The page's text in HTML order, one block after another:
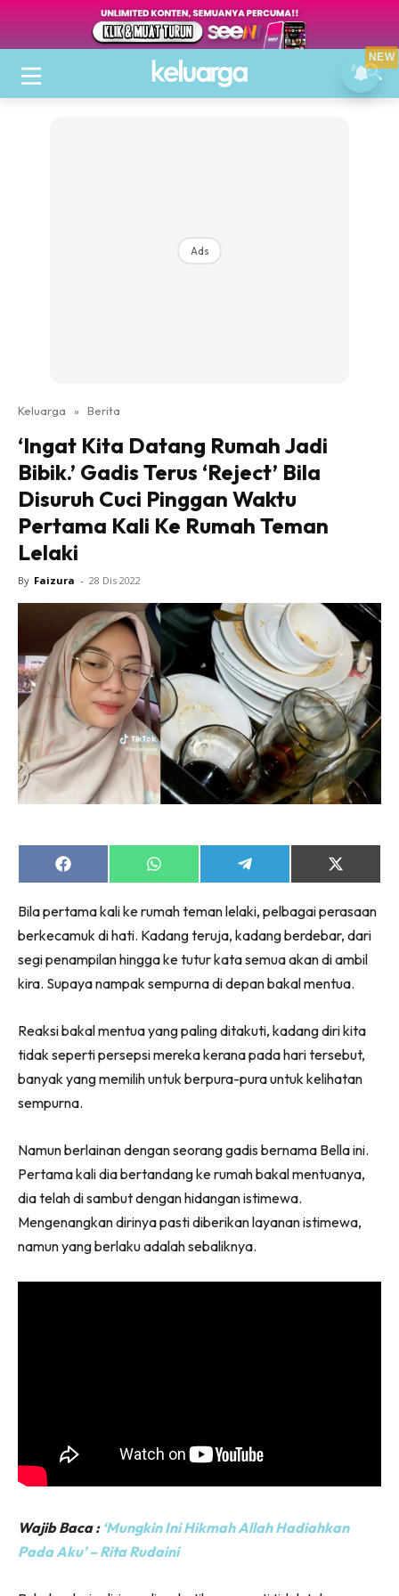
Ads
Keluarga » Berita
‘Ingat Kita Datang Rumah Jadi
Bibik.’ Gadis Terus ‘Reject’ Bila
Disuruh Cuci Pinggan Waktu
Pertama Kali Ke Rumah Teman
Lelaki
By Faizura - 28 Dis 2022
Share
on
Share
on
Share
on
Share
on
(Twitter)
Bila pertama kali ke rumah teman lelaki, pelbagai perasaan
berkecamuk di hati. Kadang teruja, kadang berdebar, dari
segi penampilan hingga ke tutur kata semua akan di ambil
kira. Supaya nampak sempurna di depan bakal mentua.
Reaksi bakal mentua yang paling ditakuti, kadang diri kita
tidak seperti persepsi mereka kerana pada hari tersebut,
banyak yang memilih untuk berpura-pura untuk kelihatan
sempurna.
Namun berlainan dengan seorang gadis bernama Bella ini.
Pertama kali dia bertandang ke rumah bakal mentuanya,
dia telah di sambut dengan hidangan istimewa.
Mengenangkan dirinya pasti diberikan layanan istimewa,
namun yang berlaku adalah sebaliknya.
Wajib Baca : ‘Mungkin Ini Hikmah Allah Hadiahkan
Pada Aku’ – Rita Rudaini
NEW